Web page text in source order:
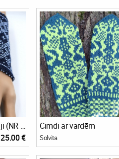
"Mauči" jeb pulsa sildītāji (NR 21)
25.00 €
Cimdi ar vardēm
Solvita